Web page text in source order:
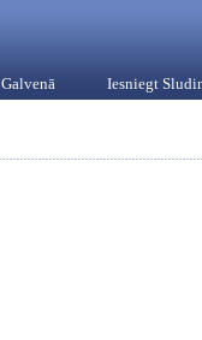
Galvenā Iesniegt